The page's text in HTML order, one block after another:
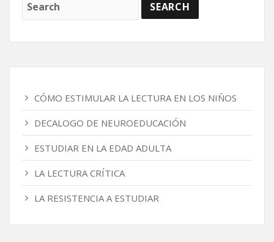
CÓMO ESTIMULAR LA LECTURA EN LOS NIÑOS
DECALOGO DE NEUROEDUCACIÓN
ESTUDIAR EN LA EDAD ADULTA
LA LECTURA CRÍTICA
LA RESISTENCIA A ESTUDIAR